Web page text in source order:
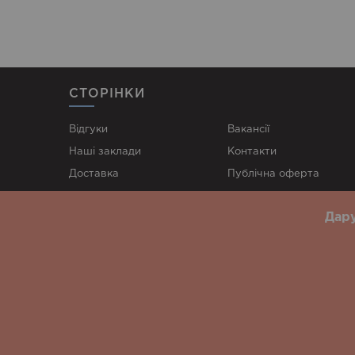
СТОРІНКИ
Відгуки
Наші заклади
Доставка
Вакансії
Контакти
Публічна оферта